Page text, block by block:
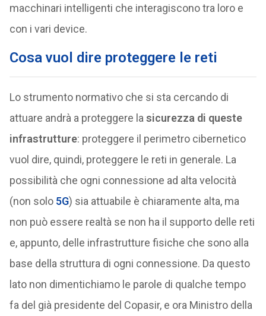
macchinari intelligenti che interagiscono tra loro e
con i vari device.
Cosa vuol dire proteggere le reti
Lo strumento normativo che si sta cercando di
attuare andrà a proteggere la sicurezza di queste
infrastrutture: proteggere il perimetro cibernetico
vuol dire, quindi, proteggere le reti in generale. La
possibilità che ogni connessione ad alta velocità
(non solo 5G) sia attuabile è chiaramente alta, ma
non può essere realtà se non ha il supporto delle reti
e, appunto, delle infrastrutture fisiche che sono alla
base della struttura di ogni connessione. Da questo
lato non dimentichiamo le parole di qualche tempo
fa del già presidente del Copasir, e ora Ministro della